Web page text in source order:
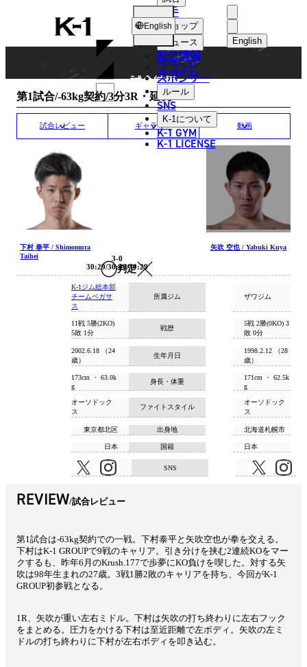
K-
1
English
한국어
中文（简体
中文（繁體
العربية
選手
ショップ
ニュース
配信情報
ブランド
スポンサー
ルール
SNS
K-1について
K-1 GYM
K-1 LICENSE
English
MATCH RESULT
試合結果
第1試合/-63kg契約/3分3R・延長1R
試合レビュー ギャラリー 動画
下村 泰平 / Shimomura
Taihei
判定
3-0
30:29/30:29/30:29
矢吹 空也 / Yabuki Kuya
所属ジム
K-1ジム総本部
チームペガサ
ス
ザワジム
戦歴
11戦 5勝(2KO)
5敗 1分
5戦 2勝(0KO) 3
敗 0分
生年月日
2002.6.18 （24
歳）
1998.2.12 （28
歳）
身長・体重
173cm ・ 63.0k
g
171cm ・ 62.5k
g
ファイトスタイル
オーソドック
ス
オーソドック
ス
出身地
東京都北区 北海道札幌市
国籍
日本 日本
SNS
REVIEW 試合レビュー
第1試合は-63kg契約での一戦。下村泰平と矢吹空也が拳を交える。
下村はK-1 GROUPで9戦のキャリア。引き分けを挟む2連続KOをマー
クするも、昨年6月のKrush.177で歩夢にKO負けを喫した。対する矢
吹は98年生まれの27歳。3戦1勝2敗のキャリアを持ち、今回がK-1
GROUP初参戦となる。
1R、矢吹が重い左右ミドル。下村は矢吹の打ち終わりに左右フック
をまとめる。圧力をかける下村は至近距離で左ボディ。矢吹の左ミ
ドルの打ち終わりに下村が左右ボディを叩き込む。